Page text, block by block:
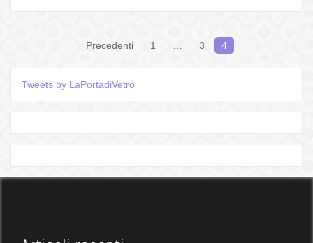
Navigazione
Precedenti 1 … 3 4
Tweets by LaPortadiVetro